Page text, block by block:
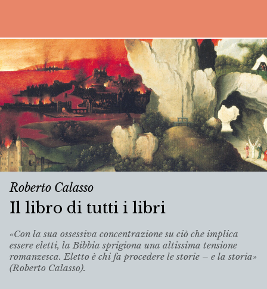
Roberto Calasso
Il libro di tutti i libri
«Con la sua ossessiva concentrazione su ciò che implica
essere eletti, la Bibbia sprigiona una altissima tensione
romanzesca. Eletto è chi fa procedere le storie – e la storia»
(Roberto Calasso).